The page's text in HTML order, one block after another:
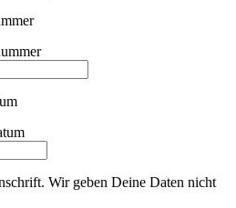
Wir geben Deine Daten nicht